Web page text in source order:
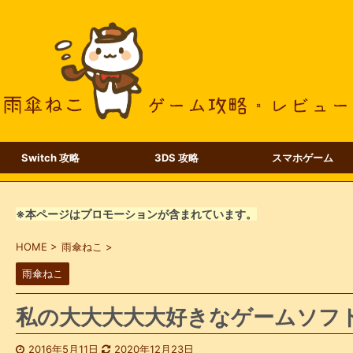
Switch 攻略 3DS 攻略 スマホゲーム
※本ページはプロモーションが含まれています。
HOME > 雨傘ねこ >
雨傘ねこ
私の大大大大大好きなゲームソフ
2016年5月11日 2020年12月23日